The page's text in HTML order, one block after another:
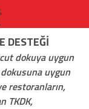
DESTEĞI
dokuya uygun
dokusuna uygun
restoranların,
TKDK,